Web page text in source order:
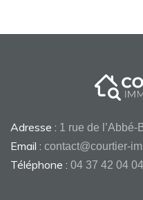
Adresse : 1 rue de
Email : contact@courtier-
Téléphone : 04 37 42 04 04